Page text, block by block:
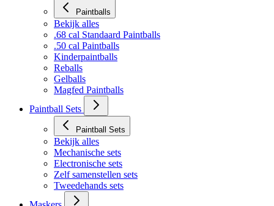
Paintballs
Paintballs
Bekijk alles
.68 cal Standaard Paintballs
.50 cal Paintballs
Kinderpaintballs
Reballs
Gelballs
Magfed Paintballs
Paintball Sets
Paintball Sets
Bekijk alles
Mechanische sets
Electronische sets
Zelf samenstellen sets
Tweedehands sets